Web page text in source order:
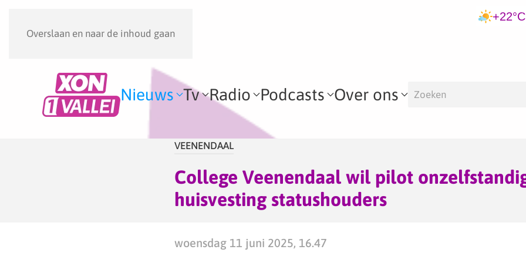
Overslaan en naar de inhoud gaan
+22°C
Nieuws Tv Radio Podcasts Over ons
VEENENDAAL
College Veenendaal wil pilot
huisvesting statushouders
woensdag 11 juni 2025, 16.47